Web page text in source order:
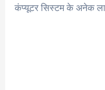
कंप्यूटर सिस्टम के अनेक